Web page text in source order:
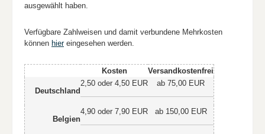
ausgewählt haben.
Verfügbare Zahlweisen und damit verbundene Mehrkosten
können hier eingesehen werden.
Kosten Versandkostenfrei
Deutschland
2,50 oder 4,50 EUR ab 75,00 EUR
Belgien
4,90 oder 7,90 EUR ab 150,00 EUR